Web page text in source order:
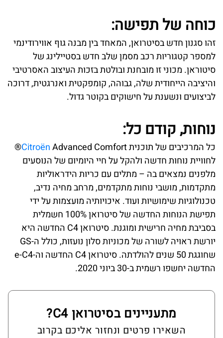
כוחה של תפישה:
זהו סגנון חדש בסיטרואן, המאחד בין מבנה גוף אווירודינמי
למספר קטגוריות רכב מסמן שלב חדש בסטיילינג של
סיטוראן. מכוני זו מובחנת ובולטת בזכות העיצוב האסרטיבי
והיציבה הייחודית שלה, גבוהה, קומפקטית ואנרגטית, דרוכה
לביצועים ונשענת על חישוקים בקוטר גדול.
נוחות, קודם כל:
כל המרכיבים של תוכנית Citroën
Advanced Comfort®
לחוויית נוחות חדשה ולהקל על חיי היומיום של הנוסעים
מלפנים נמצאים בה – מתלים עם כריות הידראוליות
מתקדמות, מושבי נוחות מתקדמים, מרחב מחיה נדיב,
טכנולוגיות שימושיות ועוד. איכויותיה מועצמות על ידי
תפישת הנוחות החדשה של סיטרואן 100% חשמלית
בסביבת מחיה חרישית ומוגנת. סיטרואן C4 החדשה היא
יורשת ראויה לשורה של מכוניות סלון נועזות, כולל ה-GS
שחוגגת 50 שנים להולדתה. סיטרואן C4 החדשה וה-e-C4
החדשה יחשפו רשמית ב-30 ביוני 2020.
מתעניינים בסיטרואן C4?
השאירו פרטים ונחזור אליכם בקרוב